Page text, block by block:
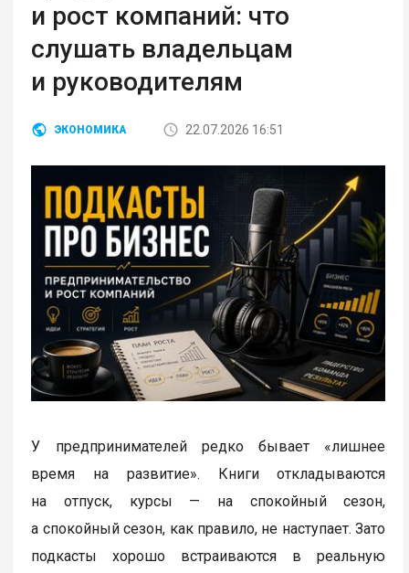
и рост компаний: что
слушать владельцам
и руководителям
ЭКОНОМИКА 22.07.2026 16:51
У предпринимателей редко бывает «лишнее
время на развитие». Книги откладываются
на отпуск, курсы — на спокойный сезон,
а спокойный сезон, как правило, не наступает. Зато
подкасты хорошо встраиваются в реальную